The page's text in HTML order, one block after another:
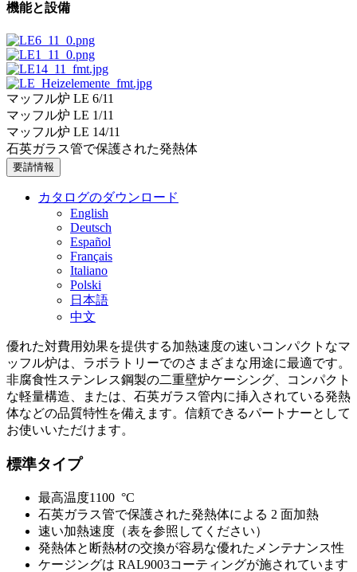
機能と設備
マッフル炉 LE 6/11
マッフル炉 LE 1/11
マッフル炉 LE 14/11
石英ガラス管で保護された発熱体
要請情報
カタログのダウンロード
English
Deutsch
Español
Français
Italiano
Polski
日本語
中文
優れた対費用効果を提供する加熱速度の速いコンパクトなマ
ッフル炉は、ラボラトリーでのさまざまな用途に最適です。
非腐食性ステンレス鋼製の二重壁炉ケーシング、コンパクト
な軽量構造、または、石英ガラス管内に挿入されている発熱
体などの品質特性を備えます。信頼できるパートナーとして
お使いいただけます。
標準タイプ
最高温度1100 °C
石英ガラス管で保護された発熱体による 2 面加熱
速い加熱速度（表を参照してください）
発熱体と断熱材の交換が容易な優れたメンテナンス性
ケージングは RAL9003コーティングが施されています